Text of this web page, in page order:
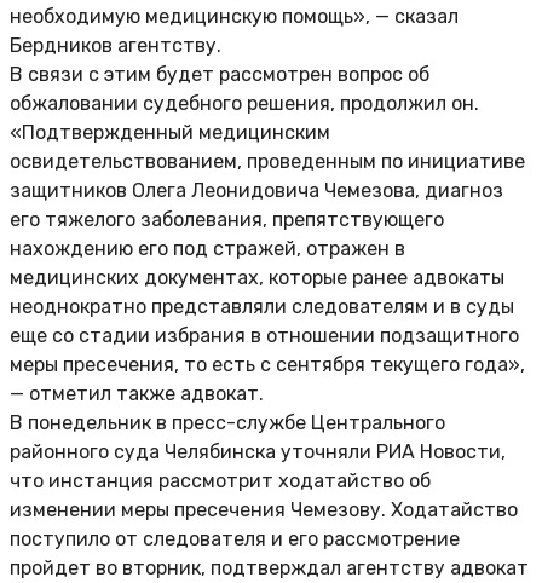
необходимую медицинскую помощь», — сказал
Бердников агентству.
В связи с этим будет рассмотрен вопрос об
обжаловании судебного решения, продолжил он.
«Подтвержденный медицинским
освидетельствованием, проведенным по инициативе
защитников Олега Леонидовича Чемезова, диагноз
его тяжелого заболевания, препятствующего
нахождению его под стражей, отражен в
медицинских документах, которые ранее адвокаты
неоднократно представляли следователям и в суды
еще со стадии избрания в отношении подзащитного
меры пресечения, то есть с сентября текущего года»,
— отметил также адвокат.
В понедельник в пресс-службе Центрального
районного суда Челябинска уточняли РИА Новости,
что инстанция рассмотрит ходатайство об
изменении меры пресечения Чемезову. Ходатайство
поступило от следователя и его рассмотрение
пройдет во вторник, подтверждал агентству адвокат